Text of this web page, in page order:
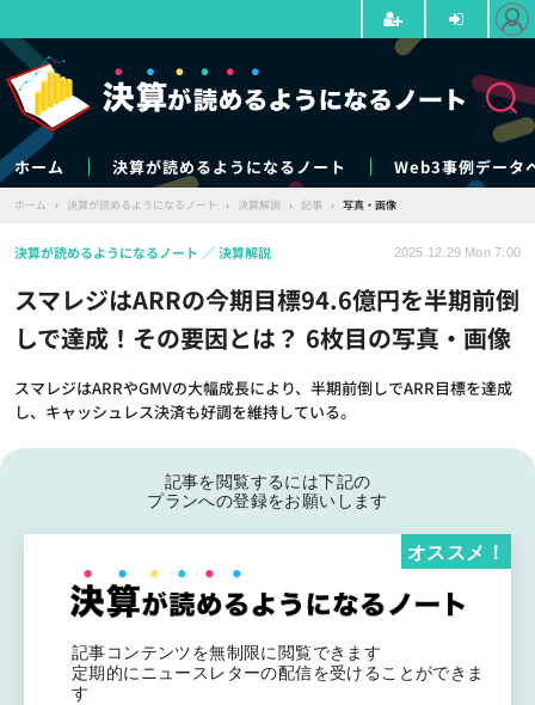
ホーム 決算が読めるようになるノート Web3事例データ
ホーム › 決算が読めるようになるノート › 決算解説 › 記事 › 写真・画像
スマレジはARRの今期目標94.6億円を半期前倒
しで達成！その要因とは？ 6枚目の写真・画像
スマレジはARRやGMVの大幅成長により、半期前倒しでARR目標を達成
し、キャッシュレス決済も好調を維持している。
決算が読めるようになるノート 決算解説 2025.12.29 Mon 7:00
記事を閲覧するには下記の
プランへの登録をお願いします
記事コンテンツを無制限に閲覧できます
定期的にニュースレターの配信を受けることができま
す
オススメ！